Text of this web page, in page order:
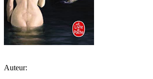
Auteur: